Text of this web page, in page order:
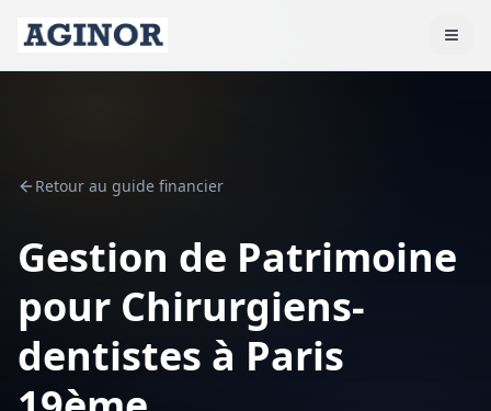
Retour au guide financier
Gestion de Patrimoine
pour Chirurgiens-
dentistes à Paris